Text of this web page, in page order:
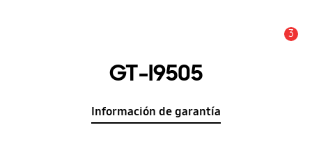
3
GT-I9505
Información de garantía